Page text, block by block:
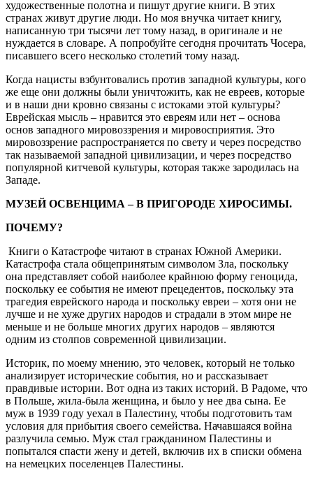
художественные полотна и пишут другие книги. В этих
странах живут другие люди. Но моя внучка читает книгу,
написанную три тысячи лет тому назад, в оригинале и не
нуждается в словаре. А попробуйте сегодня прочитать Чосера,
писавшего всего несколько столетий тому назад.
Когда нацисты взбунтовались против западной культуры, кого
же еще они должны были уничтожить, как не евреев, которые
и в наши дни кровно связаны с истоками этой культуры?
Еврейская мысль – нравится это евреям или нет – основа
основ западного мировоззрения и мировосприятия. Это
мировоззрение распространяется по свету и через посредство
так называемой западной цивилизации, и через посредство
популярной китчевой культуры, которая также зародилась на
Западе.
МУЗЕЙ ОСВЕНЦИМА – В ПРИГОРОДЕ ХИРОСИМЫ.
ПОЧЕМУ?
Книги о Катастрофе читают в странах Южной Америки.
Катастрофа стала общепринятым символом Зла, поскольку
она представляет собой наиболее крайнюю форму геноцида,
поскольку ее события не имеют прецедентов, поскольку эта
трагедия еврейского народа и поскольку евреи – хотя они не
лучше и не хуже других народов и страдали в этом мире не
меньше и не больше многих других народов – являются
одним из столпов современной цивилизации.
Историк, по моему мнению, это человек, который не только
анализирует исторические события, но и рассказывает
правдивые истории. Вот одна из таких историй. В Радоме, что
в Польше, жила-была женщина, и было у нее два сына. Ее
муж в 1939 году уехал в Палестину, чтобы подготовить там
условия для прибытия своего семейства. Начавшаяся война
разлучила семью. Муж стал гражданином Палестины и
попытался спасти жену и детей, включив их в списки обмена
на немецких поселенцев Палестины.